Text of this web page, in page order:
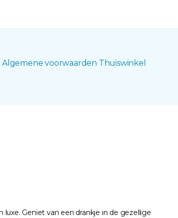
Algemene voorwaarden Thuiswinkel
Geniet van een drankje in de gezellige